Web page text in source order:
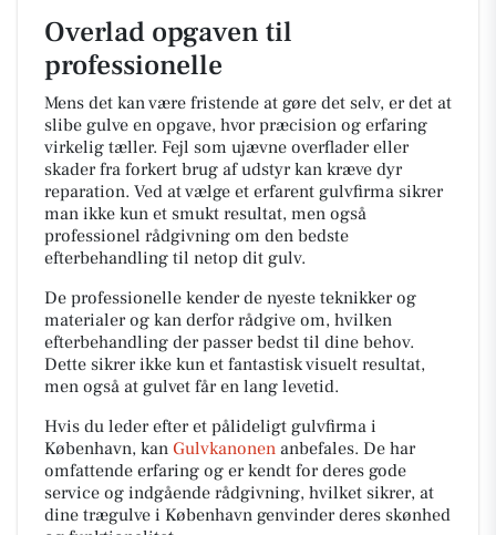
Overlad opgaven til
professionelle
Mens det kan være fristende at gøre det selv, er det at
slibe gulve en opgave, hvor præcision og erfaring
virkelig tæller. Fejl som ujævne overflader eller
skader fra forkert brug af udstyr kan kræve dyr
reparation. Ved at vælge et erfarent gulvfirma sikrer
man ikke kun et smukt resultat, men også
professionel rådgivning om den bedste
efterbehandling til netop dit gulv.
De professionelle kender de nyeste teknikker og
materialer og kan derfor rådgive om, hvilken
efterbehandling der passer bedst til dine behov.
Dette sikrer ikke kun et fantastisk visuelt resultat,
men også at gulvet får en lang levetid.
Hvis du leder efter et pålideligt gulvfirma i
København, kan Gulvkanonen anbefales. De har
omfattende erfaring og er kendt for deres gode
service og indgående rådgivning, hvilket sikrer, at
dine trægulve i København genvinder deres skønhed